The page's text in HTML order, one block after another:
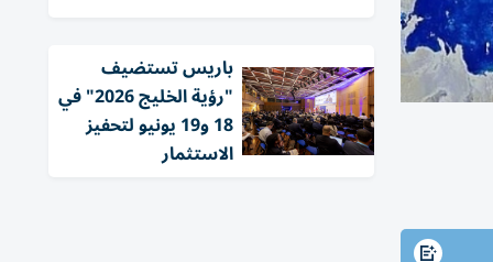
باريس تستضيف
"رؤية الخليج 2026" في
18 و19 يونيو لتحفيز
الاستثمار